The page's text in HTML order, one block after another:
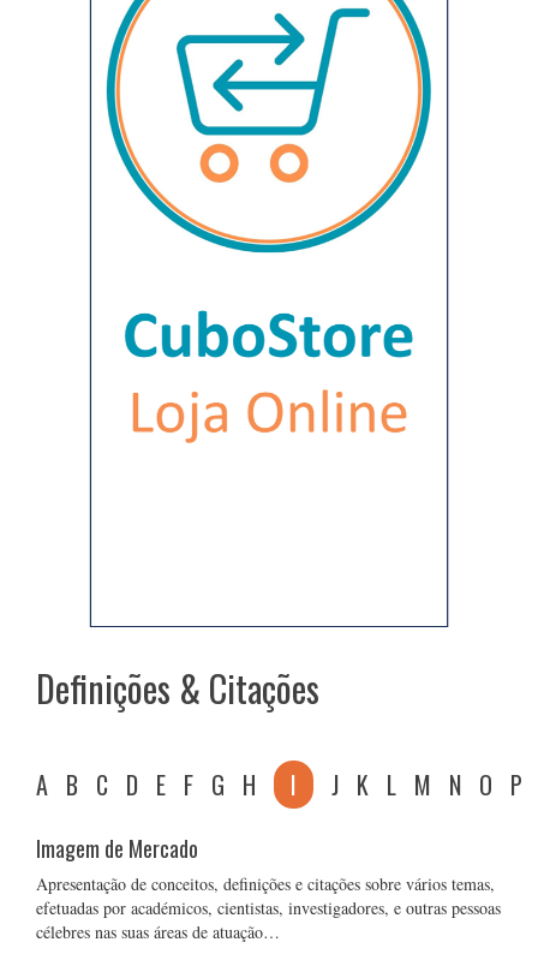
Definições & Citações
A B C D E F G H I J K L M N O P
Imagem de Mercado
Apresentação de conceitos, definições e citações sobre vários temas,
efetuadas por académicos, cientistas, investigadores, e outras pessoas
célebres nas suas áreas de atuação…